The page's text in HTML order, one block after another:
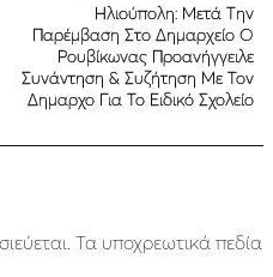
Ηλιούπολη: Mετά Την
Παρέμβαση Στο Δημαρχείο Ο
Ρουβίκωνας Προανήγγειλε
Συνάντηση & Συζήτηση Με Τον
Δημαρχο Για Το Ειδικό Σχολείο
Τα υποχρεωτικά πεδία